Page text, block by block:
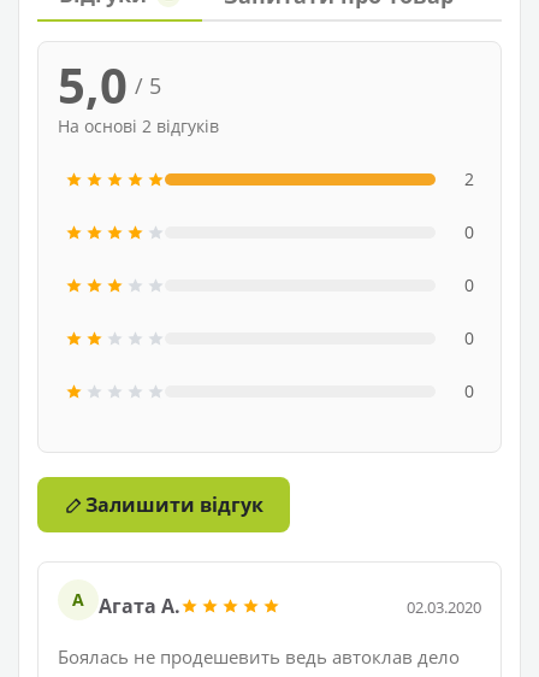
5,0 / 5
На основі 2 відгуків
2
0
0
0
0
Залишити відгук
А Агата А. 02.03.2020
Боялась не продешевить ведь автоклав дело